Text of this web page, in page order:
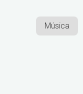
Música